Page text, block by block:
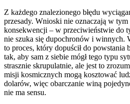
Z każdego znalezionego błędu
przesady. Wnioski nie oznaczają w
konsekwencji – w przeciwieństwie do
nie szuka się dupochronów i winnych.
to proces, który dopuścił do powstania
tak, aby sam z siebie mógł tego typu
strasznie skrupulatnie, ale jest to
misji kosmicznych mogą kosztować
dolarów, więc obarczanie winą
nie ma sensu.